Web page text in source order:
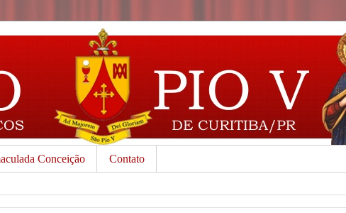
Conceição Contato